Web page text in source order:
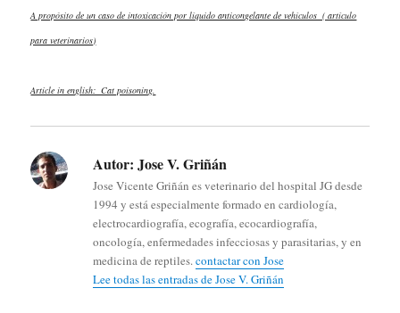
A propósito de un caso de intoxicación por líquido anticongelante de vehículos ( artículo
para veterinarios)
Article in english: Cat poisoning.
Autor: Jose V. Griñán
Jose Vicente Griñán es veterinario del hospital JG desde
1994 y está especialmente formado en cardiología,
electrocardiografía, ecografía, ecocardiografía,
oncología, enfermedades infecciosas y parasitarias, y en
medicina de reptiles.contactar con Jose
Lee todas las entradas de Jose V. Griñán